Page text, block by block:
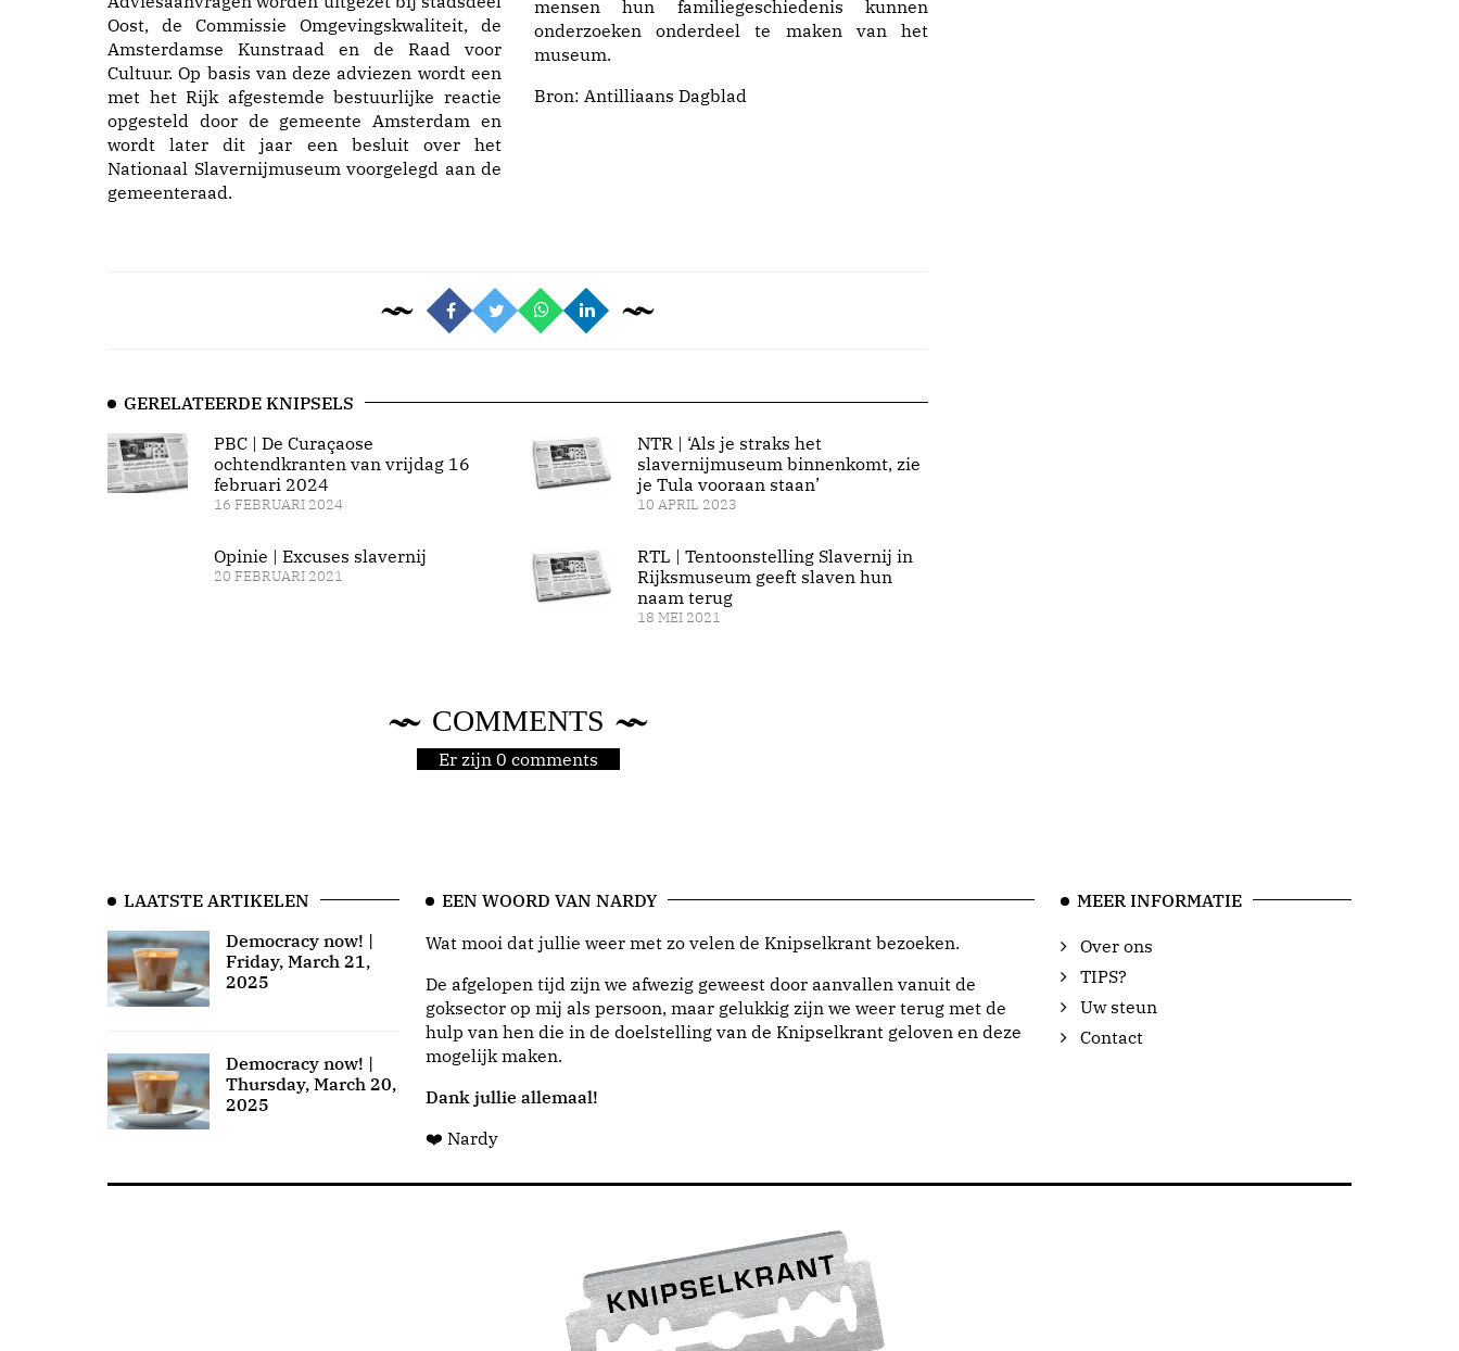
Oost, de Commissie Omgevingskwaliteit, de
Amsterdamse Kunstraad en de Raad voor
Cultuur. Op basis van deze adviezen wordt een
met het Rijk afgestemde bestuurlijke reactie
opgesteld door de gemeente Amsterdam en
wordt later dit jaar een besluit over het
Nationaal Slavernijmuseum voorgelegd aan de
gemeenteraad.
mensen hun familiegeschiedenis kunnen
onderzoeken onderdeel te maken van het
museum.
Bron: Antilliaans Dagblad
GERELATEERDE KNIPSELS
PBC | De Curaçaose
ochtendkranten van vrijdag 16
februari 2024
16 FEBRUARI 2024
Opinie | Excuses slavernij
20 FEBRUARI 2021
NTR | ‘Als je straks het
slavernijmuseum binnenkomt, zie
je Tula vooraan staan’
10 APRIL 2023
RTL | Tentoonstelling Slavernij in
Rijksmuseum geeft slaven hun
naam terug
18 MEI 2021
COMMENTS
Er zijn 0 comments
LAATSTE ARTIKELEN
Democracy now! |
Friday, March 21,
2025
Democracy now! |
Thursday, March 20,
2025
EEN WOORD VAN NARDY
Wat mooi dat jullie weer met zo velen de Knipselkrant bezoeken.
De afgelopen tijd zijn we afwezig geweest door aanvallen vanuit de
goksector op mij als persoon, maar gelukkig zijn we weer terug met de
hulp van hen die in de doelstelling van de Knipselkrant geloven en deze
mogelijk maken.
Dank jullie allemaal!
❤️ Nardy
MEER INFORMATIE
Over ons
TIPS?
Uw steun
Contact